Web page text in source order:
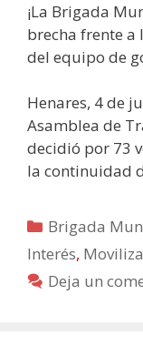
¡La Brigada
brecha frente a
del equipo de
En
Henares, 4 de
Asamblea de
decidió por 73
la continuidad
Categorías
Brigada
Interés,
Deja un